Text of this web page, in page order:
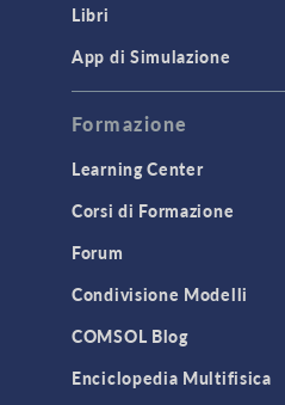
Libri
App di Simulazione
Formazione
Learning Center
Corsi di Formazione
Forum
Condivisione Modelli
COMSOL Blog
Enciclopedia Multifisica